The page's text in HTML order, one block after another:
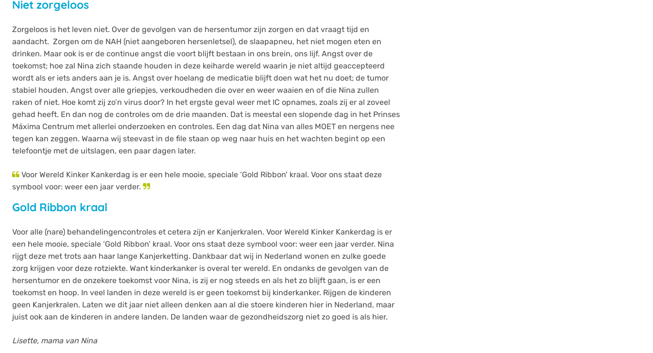
Niet zorgeloos
Zorgeloos is het leven niet. Over de gevolgen van de hersentumor zijn zorgen en dat vraagt tijd en
aandacht. Zorgen om de NAH (niet aangeboren hersenletsel), de slaapapneu, het niet mogen eten en
drinken. Maar ook is er de continue angst die voort blijft bestaan in ons brein, ons lijf. Angst over de
toekomst; hoe zal Nina zich staande houden in deze keiharde wereld waarin je niet altijd geaccepteerd
wordt als er iets anders aan je is. Angst over hoelang de medicatie blijft doen wat het nu doet; de tumor
stabiel houden. Angst over alle griepjes, verkoudheden die over en weer waaien en of die Nina zullen
raken of niet. Hoe komt zij zo’n virus door? In het ergste geval weer met IC opnames, zoals zij er al zoveel
gehad heeft. En dan nog de controles om de drie maanden. Dat is meestal een slopende dag in het Prinses
Máxima Centrum met allerlei onderzoeken en controles. Een dag dat Nina van alles MOET en nergens nee
tegen kan zeggen. Waarna wij steevast in de file staan op weg naar huis en het wachten begint op een
telefoontje met de uitslagen, een paar dagen later.
Voor Wereld Kinker Kankerdag is er een hele mooie, speciale ‘Gold Ribbon’ kraal. Voor ons staat deze
symbool voor: weer een jaar verder.
Gold Ribbon kraal
Voor alle (nare) behandelingencontroles et cetera zijn er Kanjerkralen. Voor Wereld Kinker Kankerdag is er
een hele mooie, speciale ‘Gold Ribbon’ kraal. Voor ons staat deze symbool voor: weer een jaar verder. Nina
rijgt deze met trots aan haar lange Kanjerketting. Dankbaar dat wij in Nederland wonen en zulke goede
zorg krijgen voor deze rotziekte. Want kinderkanker is overal ter wereld. En ondanks de gevolgen van de
hersentumor en de onzekere toekomst voor Nina, is zij er nog steeds en als het zo blijft gaan, is er een
toekomst en hoop. In veel landen in deze wereld is er geen toekomst bij kinderkanker. Rijgen de kinderen
geen Kanjerkralen. Laten we dit jaar niet alleen denken aan al die stoere kinderen hier in Nederland, maar
juist ook aan de kinderen in andere landen. De landen waar de gezondheidszorg niet zo goed is als hier.
Lisette, mama van Nina